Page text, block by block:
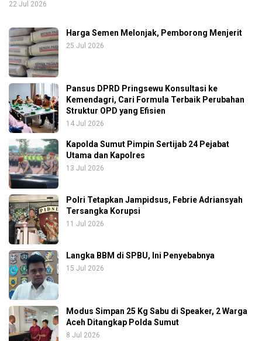
22 Jul 2026
Harga Semen Melonjak, Pemborong Menjerit
25 Jul 2026
Pansus DPRD Pringsewu Konsultasi ke
Kemendagri, Cari Formula Terbaik Perubahan
Struktur OPD yang Efisien
14 Jul 2026
Kapolda Sumut Pimpin Sertijab 24 Pejabat
Utama dan Kapolres
13 Jul 2026
Polri Tetapkan Jampidsus, Febrie Adriansyah
Tersangka Korupsi
11 Jul 2026
Langka BBM di SPBU, Ini Penyebabnya
15 Jul 2026
Modus Simpan 25 Kg Sabu di Speaker, 2 Warga
Aceh Ditangkap Polda Sumut
8 Jul 2026